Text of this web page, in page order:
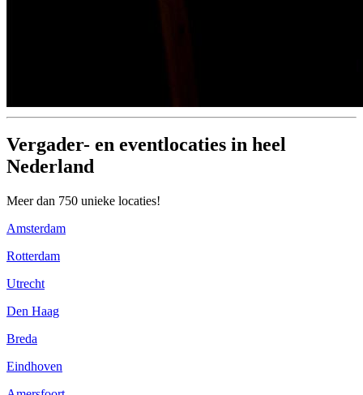
Vergader- en eventlocaties in heel
Nederland
Meer dan 750 unieke locaties!
Amsterdam
Rotterdam
Utrecht
Den Haag
Breda
Eindhoven